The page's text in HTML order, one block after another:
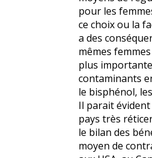
pour les
ce choix ou la
a des
mêmes
plus
contaminants
le bisphénol,
Il parait
pays très
le bilan des
moyen de